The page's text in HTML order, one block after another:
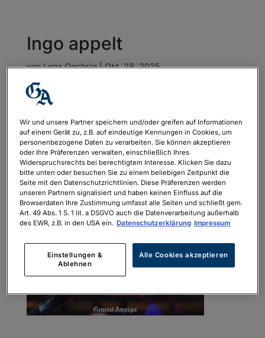
Ingo appelt
vonLena Oechsle|Okt. 28, 2025
Wir und unsere Partner speichern und/oder greifen auf Informationen
auf einem Gerät zu, z.B. auf eindeutige Kennungen in Cookies, um
personenbezogene Daten zu verarbeiten. Sie können akzeptieren
oder Ihre Präferenzen verwalten, einschließlich Ihres
Widerspruchsrechts bei berechtigtem Interesse. Klicken Sie dazu
bitte unten oder besuchen Sie zu einem beliebigen Zeitpunkt die
Seite mit den Datenschutzrichtlinien. Diese Präferenzen werden
unseren Partnern signalisiert und haben keinen Einfluss auf die
Browserdaten Ihre Zustimmung umfasst alle Seiten und schließt gem.
Art. 49 Abs. 1 S. 1 lit. a DSGVO auch die Datenverarbeitung außerhalb
des EWR, z.B. in den USA ein. Datenschutzerklärung Impressum
Einstellungen &
Ablehnen
Alle Cookies akzeptieren